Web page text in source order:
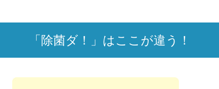
「除菌ダ！」はここが違う！